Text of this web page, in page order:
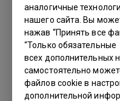
аналогичные
нашего сайта. Вы
нажав “Принять все
“Только обязательные
всех дополнительных
самостоятельно
файлов cookie в
дополнительной